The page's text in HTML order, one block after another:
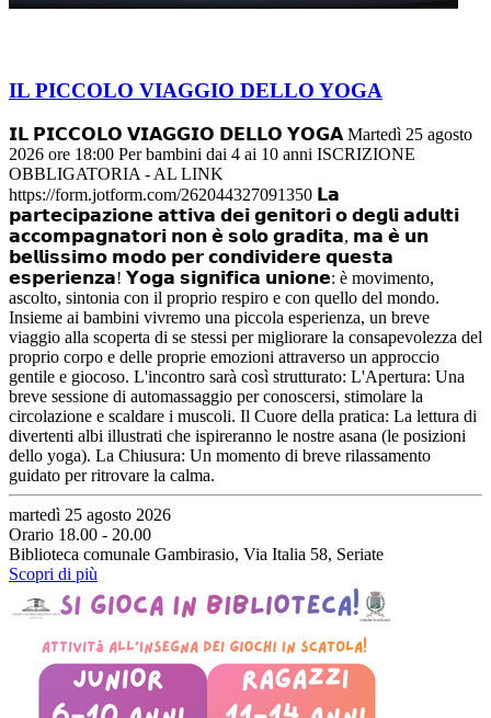
IL PICCOLO VIAGGIO DELLO YOGA
𝗜𝗟 𝗣𝗜𝗖𝗖𝗢𝗟𝗢 𝗩𝗜𝗔𝗚𝗚𝗜𝗢 𝗗𝗘𝗟𝗟𝗢 𝗬𝗢𝗚𝗔 Martedì 25 agosto
2026 ore 18:00 Per bambini dai 4 ai 10 anni ISCRIZIONE
OBBLIGATORIA - AL LINK
https://form.jotform.com/262044327091350 𝗟𝗮
𝗽𝗮𝗿𝘁𝗲𝗰𝗶𝗽𝗮𝘇𝗶𝗼𝗻𝗲 𝗮𝘁𝘁𝗶𝘃𝗮 𝗱𝗲𝗶 𝗴𝗲𝗻𝗶𝘁𝗼𝗿𝗶 𝗼 𝗱𝗲𝗴𝗹𝗶 𝗮𝗱𝘂𝗹𝘁𝗶
𝗮𝗰𝗰𝗼𝗺𝗽𝗮𝗴𝗻𝗮𝘁𝗼𝗿𝗶 𝗻𝗼𝗻 𝗲̀ 𝘀𝗼𝗹𝗼 𝗴𝗿𝗮𝗱𝗶𝘁𝗮, 𝗺𝗮 𝗲̀ 𝘂𝗻
𝗯𝗲𝗹𝗹𝗶𝘀𝘀𝗶𝗺𝗼 𝗺𝗼𝗱𝗼 𝗽𝗲𝗿 𝗰𝗼𝗻𝗱𝗶𝘃𝗶𝗱𝗲𝗿𝗲 𝗾𝘂𝗲𝘀𝘁𝗮
𝗲𝘀𝗽𝗲𝗿𝗶𝗲𝗻𝘇𝗮! 𝗬𝗼𝗴𝗮 𝘀𝗶𝗴𝗻𝗶𝗳𝗶𝗰𝗮 𝘂𝗻𝗶𝗼𝗻𝗲: è movimento,
ascolto, sintonia con il proprio respiro e con quello del mondo.
Insieme ai bambini vivremo una piccola esperienza, un breve
viaggio alla scoperta di se stessi per migliorare la consapevolezza del
proprio corpo e delle proprie emozioni attraverso un approccio
gentile e giocoso. L'incontro sarà così strutturato: L'Apertura: Una
breve sessione di automassaggio per conoscersi, stimolare la
circolazione e scaldare i muscoli. Il Cuore della pratica: La lettura di
divertenti albi illustrati che ispireranno le nostre asana (le posizioni
dello yoga). La Chiusura: Un momento di breve rilassamento
guidato per ritrovare la calma.
martedì 25 agosto 2026
Orario 18.00 - 20.00
Biblioteca comunale Gambirasio, Via Italia 58, Seriate
Scopri di più